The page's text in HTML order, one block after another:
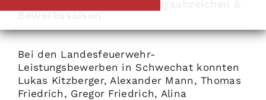
Bei den Landesfeuerwehr-
Leistungsbewerben in Schwechat konnten
Lukas Kitzberger, Alexander Mann, Thomas
Friedrich, Gregor Friedrich, Alina